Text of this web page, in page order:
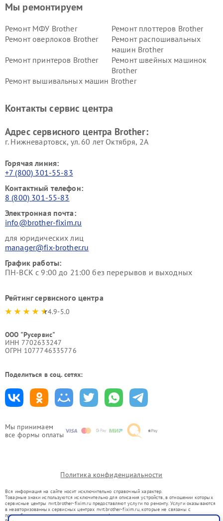
Мы принимаем
все формы оплаты
Мы ремонтируем
Ремонт МФУ Brother
Ремонт плоттеров Brother
Ремонт оверлоков Brother
Ремонт распошивальных
машин Brother
Ремонт принтеров Brother
Ремонт швейных машинок
Brother
Ремонт вышивальных машин Brother
Контакты сервис центра
Адрес сервисного центра Brother:
г. Нижневартовск, ул. 60 лет Октября, 2А
Горячая линия:
+7 (800) 301-55-83
Контактный телефон:
8 (800) 301-55-83
Электронная почта:
info@brother-fixim.ru
для юридических лиц
manager@fix-brother.ru
График работы:
ПН-ВСК с 9:00 до 21:00 без перерывов и выходных
Рейтинг сервисного центра
4.9-5.0
ООО "Русервис"
ИНН 7702633247
ОГРН 1077746335776
Поделиться в соц. сетях:
Политика конфиденциальности
Вся информация на сайте носит исключительно справочный характер.
Товарные знаки используются исключительно для описания устройств, в отношении которых
сервисные центры nvrt.brother-fixim.ru предоставляют услуги по ремонту. Услуги оказываются
в неавторизованных сервисных центрах nvrt.brother-fixim.ru, которые не связаны с
правообладателями товарных знаков или их официальными представителями.